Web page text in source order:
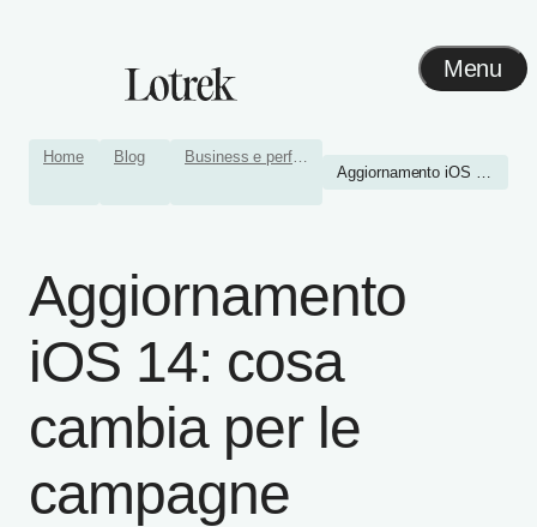
Menu
Home Blog
Business e performance
Aggiornamento iOS 14: cosa...
Aggiornamento
iOS 14: cosa
cambia per le
campagne